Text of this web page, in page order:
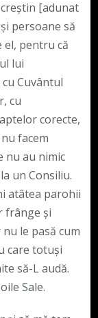
[adunat
persoane să
el, pentru că
lui
Cuvântul
cu
corecte,
facem
nu au nimic
un Consiliu.
atâtea parohii
frânge și
le pasă cum
care totuși
să-L audă.
Sale.